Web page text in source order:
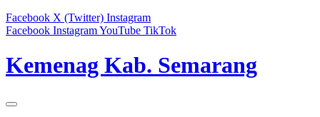
Facebook X (Twitter) Instagram
Facebook InstagramYouTube TikTok
Kemenag Kab. Semarang